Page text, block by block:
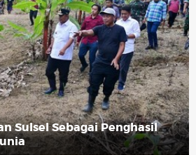
Sulsel Sebagai Penghasil